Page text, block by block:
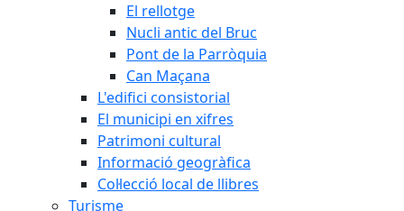
El rellotge
Nucli antic del Bruc
Pont de la Parròquia
Can Maçana
L'edifici consistorial
El municipi en xifres
Patrimoni cultural
Informació geogràfica
Col·lecció local de llibres
Turisme